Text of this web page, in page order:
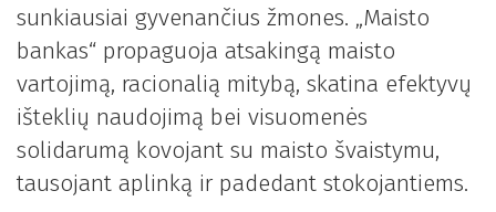
sunkiausiai gyvenančius žmones. „Maisto
bankas“ propaguoja atsakingą maisto
vartojimą, racionalią mitybą, skatina efektyvų
išteklių naudojimą bei visuomenės
solidarumą kovojant su maisto švaistymu,
tausojant aplinką ir padedant stokojantiems.